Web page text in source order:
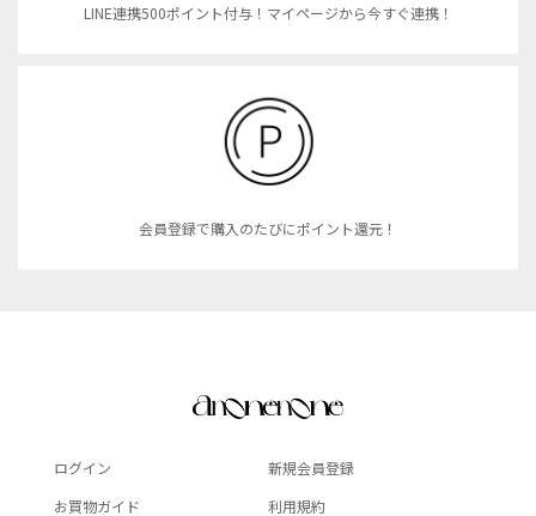
LINE連携500ポイント付与！マイページから今すぐ連携！
会員登録で購入のたびにポイント還元！
ログイン
新規会員登録
お買物ガイド
利用規約